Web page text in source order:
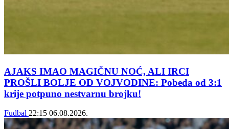
AJAKS IMAO MAGIČNU NOĆ, ALI IRCI
PROŠLI BOLJE OD VOJVODINE: Pobeda od 3:1
krije potpuno nestvarnu brojku!
Fudbal 22:15 06.08.2026.